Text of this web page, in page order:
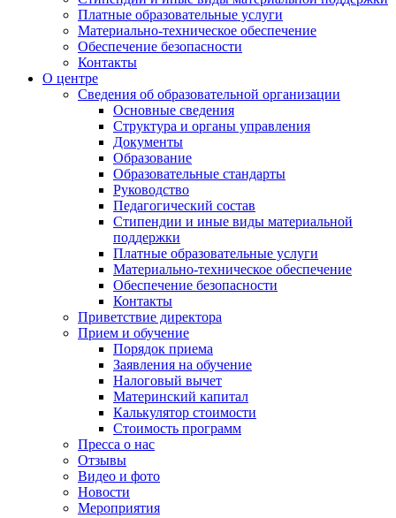
Платные образовательные услуги
Материально-техническое обеспечение
Обеспечение безопасности
Контакты
О центре
Сведения об образовательной организации
Основные сведения
Структура и органы управления
Документы
Образование
Образовательные стандарты
Руководство
Педагогический состав
Стипендии и иные виды материальной
поддержки
Платные образовательные услуги
Материально-техническое обеспечение
Обеспечение безопасности
Контакты
Приветствие директора
Прием и обучение
Порядок приема
Заявления на обучение
Налоговый вычет
Материнский капитал
Калькулятор стоимости
Стоимость программ
Пресса о нас
Отзывы
Видео и фото
Новости
Мероприятия